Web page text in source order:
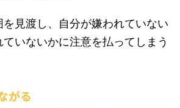
見渡し、自分が嫌われていない
いないかに注意を払ってしまう
がる